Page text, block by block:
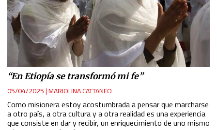
“En Etiopía se transformó mi fe”
05/04/2025|MARIOLINA CATTANEO
Como misionera estoy acostumbrada a pensar que marcharse
a otro país, a otra cultura y a otra realidad es una experiencia
que consiste en dar y recibir, un enriquecimiento de uno mismo